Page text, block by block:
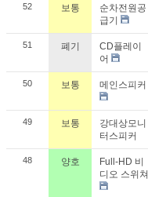
52 보통
순차전원공
급기
51 폐기
CD플레이
어
50 보통 메인스피커
49 보통
강대상모니
터스피커
48 양호
Full-HD 비
디오 스위쳐